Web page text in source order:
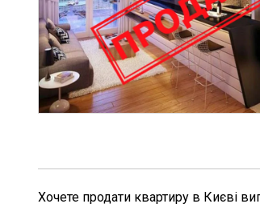
Хочете продати квартиру в Києві